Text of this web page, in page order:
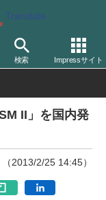
Translate
検索 Impressサイト
ー
II」を国内発
（2013/2/25 14:45）